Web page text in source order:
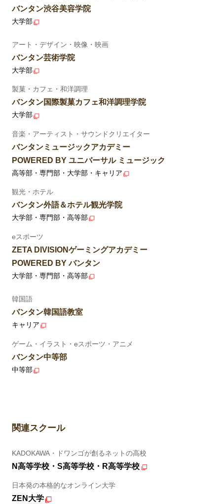
バンタン渋谷美容学院
大学部
アート・デザイン・映像・映画
バンタン芸術学院
大学部
製菓・カフェ・和洋調理
バンタン国際製菓カフェ和洋調理学院
大学部
音楽・アーティスト・サウンドクリエイター
バンタンミュージックアカデミー
POWERED BY ユニバーサル ミュージック
高等部・専門部・大学部・キャリア
観光・ホテル
バンタン外語＆ホテル観光学院
大学部・専門部・高等部
eスポーツ
ZETA DIVISIONゲーミングアカデミー
POWERED BY バンタン
大学部・専門部・高等部
韓国語
バンタン韓国語教室
キャリア
ゲーム・イラスト・eスポーツ・アニメ
バンタン中等部
中等部
関連スクール
KADOKAWA・ドワンゴが創るネットの高校
N高等学校・S高等学校・R高等学校
日本発の本格的なオンライン大学
ZEN大学